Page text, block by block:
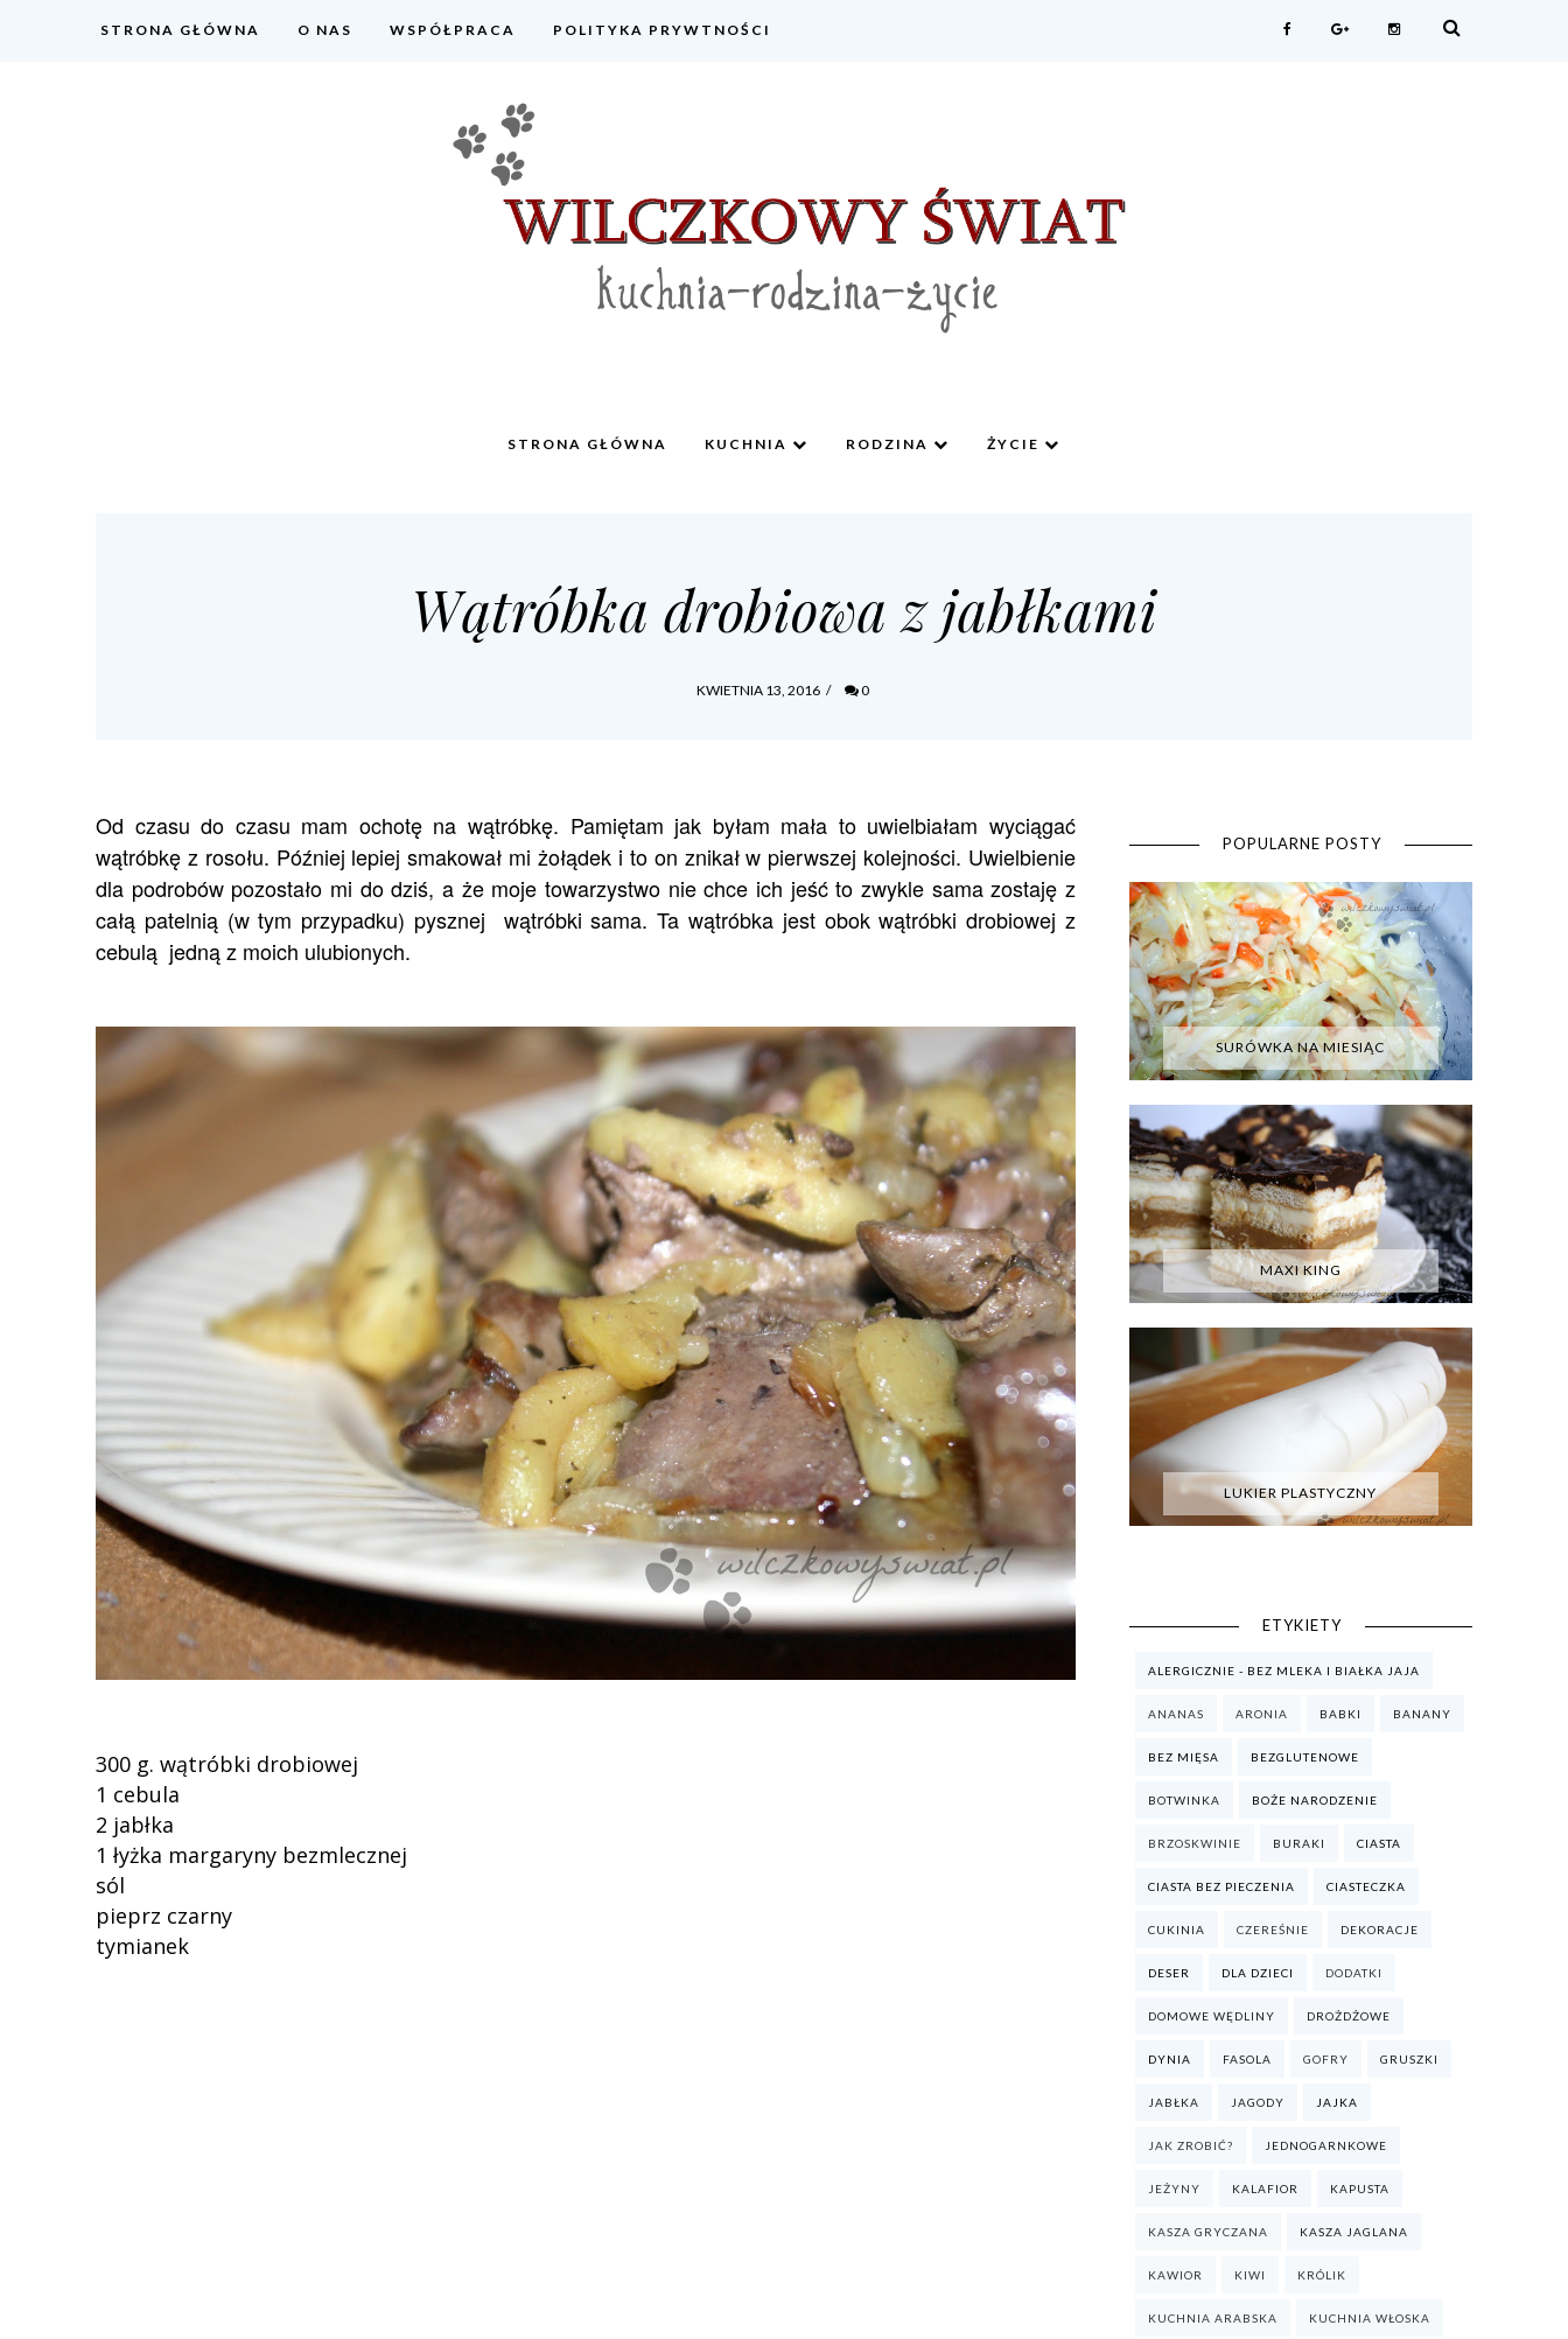
STRONA GŁÓWNA O NAS WSPÓŁPRACA POLITYKA PRYWTNOŚCI
STRONA GŁÓWNA KUCHNIA RODZINA ŻYCIE
Wątróbka drobiowa z jabłkami
KWIETNIA 13, 2016 / 0
Od czasu do czasu mam ochotę na wątróbkę. Pamiętam jak byłam mała to uwielbiałam wyciągać
wątróbkę z rosołu. Później lepiej smakował mi żołądek i to on znikał w pierwszej kolejności. Uwielbienie
dla podrobów pozostało mi do dziś, a że moje towarzystwo nie chce ich jeść to zwykle sama zostaję z
całą patelnią (w tym przypadku) pysznej wątróbki sama. Ta wątróbka jest obokwątróbki drobiowej z
cebulą jedną z moich ulubionych.
300 g. wątróbki drobiowej
1 cebula
2 jabłka
1 łyżka margaryny bezmlecznej
sól
pieprz czarny
tymianek
POPULARNE POSTY
SURÓWKA NA MIESIĄC
MAXI KING
LUKIER PLASTYCZNY
ETYKIETY
ALERGICZNIE - BEZ MLEKA I BIAŁKA JAJA
ANANAS ARONIA BABKI BANANY
BEZ MIĘSA BEZGLUTENOWE
BOTWINKA BOŻE NARODZENIE
BRZOSKWINIE BURAKI CIASTA
CIASTA BEZ PIECZENIA CIASTECZKA
CUKINIA CZEREŚNIE DEKORACJE
DESER DLA DZIECI DODATKI
DOMOWE WĘDLINY DROŻDŻOWE
DYNIA FASOLA GOFRY GRUSZKI
JABŁKA JAGODY JAJKA
JAK ZROBIĆ? JEDNOGARNKOWE
JEŻYNY KALAFIOR KAPUSTA
KASZA GRYCZANA KASZA JAGLANA
KAWIOR KIWI KRÓLIK
KUCHNIA ARABSKA KUCHNIA WŁOSKA